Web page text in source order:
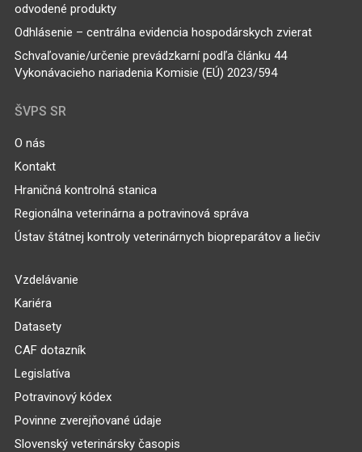
odvodené produkty
Odhlásenie – centrálna evidencia hospodárskych zvierat
Schvaľovanie/určenie prevádzkarní podľa článku 44
Vykonávacieho nariadenia Komisie (EÚ) 2023/594
ŠVPS SR
O nás
Kontakt
Hraničná kontrolná stanica
Regionálna veterinárna a potravinová správa
Ústav štátnej kontroly veterinárnych biopreparátov a liečiv
Vzdelávanie
Kariéra
Datasety
CAF dotazník
Legislatíva
Potravinový kódex
Povinne zverejňované údaje
Slovenský veterinársky časopis